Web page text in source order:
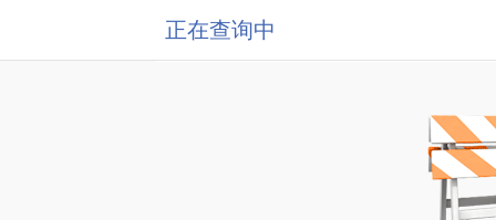
正在查询中